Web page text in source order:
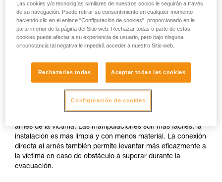
Si es posible el acceso para conectarse
al arnés de la víctima.
arnés de la víctima. Las manipulaciones son más fáciles, la
instalación es más limpia y con menos material. La conexión
directa al arnés también permite levantar más eficazmente a
la víctima en caso de obstáculo a superar durante la
evacuación.
Las cookies y/o tecnologías similares de nuestros socios le seguirán a través
de su navegación. Puede retirar su consentimiento en cualquier momento
haciendo clic en el enlace "Configuración de cookies", proporcionado en la
parte inferior de la página del Sitio web. Rechazar todas o parte de estas
cookies puede afectar a su experiencia de usuario, pero bajo ninguna
circunstancia tal negativa le impedirá acceder a nuestro Sitio web.
Rechazarlas todas Aceptar todas las cookies
Configuración de cookies